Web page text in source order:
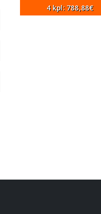
4 kpl: 788,88€